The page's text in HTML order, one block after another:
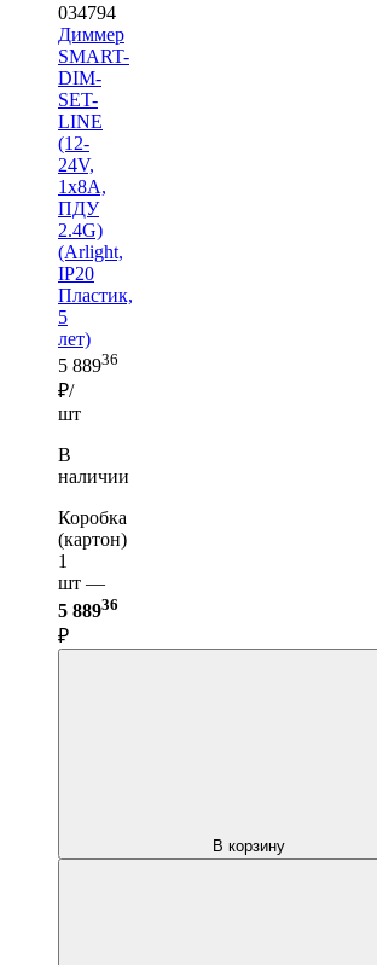
034794
Диммер
SMART-
DIM-
SET-
LINE
(12-
24V,
1x8A,
ПДУ
2.4G)
(Arlight,
IP20
Пластик,
5
лет)
5 88936
₽/
шт
В
наличии
Коробка
(картон)
1
шт —
5 88936
₽
В корзину